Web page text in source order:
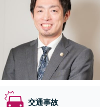
交通事故